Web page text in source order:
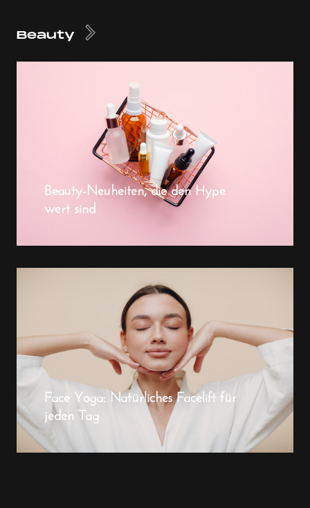
Beauty
Beauty-Neuheiten, die den Hype
wert sind
Face Yoga: Natürliches Facelift für
jeden Tag